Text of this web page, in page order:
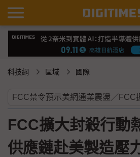
科技網 區域 國際
FCC擴大封殺行動
供應鏈赴美製造壓